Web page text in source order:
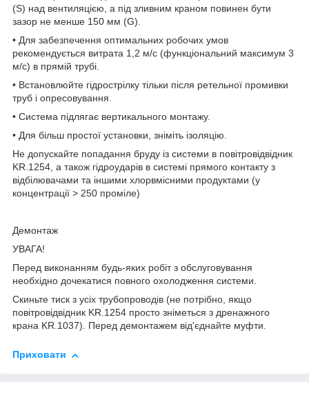
(S) над вентиляцією, а під зливним краном повинен бути
зазор не менше 150 мм (G).
• Для забезпечення оптимальних робочих умов
рекомендується витрата 1,2 м/с (функціональний максимум 3
м/с) в прямій трубі.
• Встановлюйте гідрострілку тільки після ретельної промивки
труб і опресовування.
• Система підлягає вертикального монтажу.
• Для більш простої установки, зніміть ізоляцію.
Не допускайте попадання бруду із системи в повітровідвідник
KR.1254, а також гідроударів в системі прямого контакту з
відбілювачами та іншими хлорвмісними продуктами (у
концентрації > 250 проміле)
Демонтаж
УВАГА!
Перед виконанням будь-яких робіт з обслуговування
необхідно дочекатися повного охолодження системи.
Скиньте тиск з усіх трубопроводів (не потрібно, якщо
повітровідвідник KR.1254 просто зніметься з дренажного
крана KR.1037). Перед демонтажем від'єднайте муфти.
Приховати